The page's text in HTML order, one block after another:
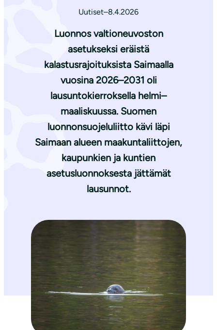
Uutiset–8.4.2026
Luonnos valtioneuvoston
asetukseksi eräistä
kalastusrajoituksista Saimaalla
vuosina 2026–2031 oli
lausuntokierroksella helmi–
maaliskuussa. Suomen
luonnonsuojeluliitto kävi läpi
Saimaan alueen maakuntaliittojen,
kaupunkien ja kuntien
asetusluonnoksesta jättämät
lausunnot.